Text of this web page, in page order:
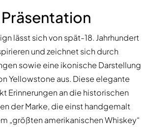
lässt sich von spät-18. Jahrhundert
und zeichnet sich durch
sowie eine ikonische Darstellung
Yellowstone aus. Diese elegante
Erinnerungen an die historischen
der Marke, die einst handgemalt
„größten amerikanischen Whiskey“